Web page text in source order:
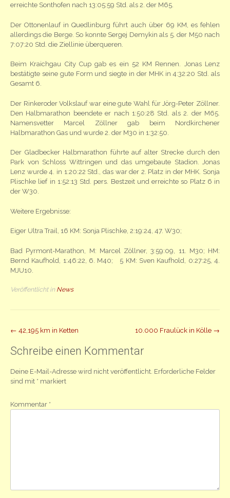
erreichte Sonthofen nach 13:05:59 Std. als 2. der M65.
Der Ottonenlauf in Quedlinburg führt auch über 69 KM, es fehlen
allerdings die Berge. So konnte Sergej Demykin als 5. der M50 nach
7:07:20 Std. die Ziellinie überqueren.
Beim Kraichgau City Cup gab es ein 52 KM Rennen. Jonas Lenz
bestätigte seine gute Form und siegte in der MHK in 4:32:20 Std. als
Gesamt 6.
Der Rinkeroder Volkslauf war eine gute Wahl für Jörg-Peter Zöllner.
Den Halbmarathon beendete er nach 1:50:28 Std. als 2. der M65.
Namensvetter Marcel Zöllner gab beim Nordkirchener
Halbmarathon Gas und wurde 2. der M30 in 1:32:50.
Der Gladbecker Halbmarathon führte auf alter Strecke durch den
Park von Schloss Wittringen und das umgebaute Stadion. Jonas
Lenz wurde 4. in 1:20:22 Std., das war der 2. Platz in der MHK. Sonja
Plischke lief in 1:52:13 Std. pers. Bestzeit und erreichte so Platz 6 in
der W30.
Weitere Ergebnisse:
Eiger Ultra Trail, 16 KM: Sonja Plischke, 2:19:24, 47. W30;
Bad Pyrmont-Marathon, M: Marcel Zöllner, 3:59:09, 11. M30; HM:
Bernd Kaufhold, 1:46:22, 6. M40; 5 KM: Sven Kaufhold, 0:27:25, 4.
MJU10.
Veröffentlicht in News
Beitrag
Navigation
← 42,195 km in Ketten 10.000 Fraulück in Kölle →
Schreibe einen Kommentar
Deine E-Mail-Adresse wird nicht veröffentlicht. Erforderliche Felder
sind mit * markiert
Kommentar *